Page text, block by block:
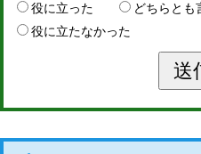
役に立った
どちらとも
役に立たなかった